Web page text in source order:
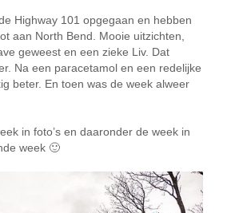
Highway 101 opgegaan en hebben
aan North Bend. Mooie uitzichten,
geweest en een zieke Liv. Dat
Na een paracetamol en een redelijke
beter. En toen was de week alweer
in foto’s en daaronder de week in
week 🙂